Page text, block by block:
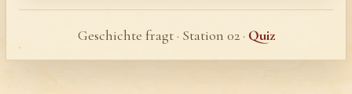
Geschichte fragt · Station 02 · Quiz